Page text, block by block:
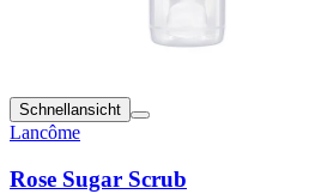
Schnellansicht
Lancôme
Rose Sugar Scrub